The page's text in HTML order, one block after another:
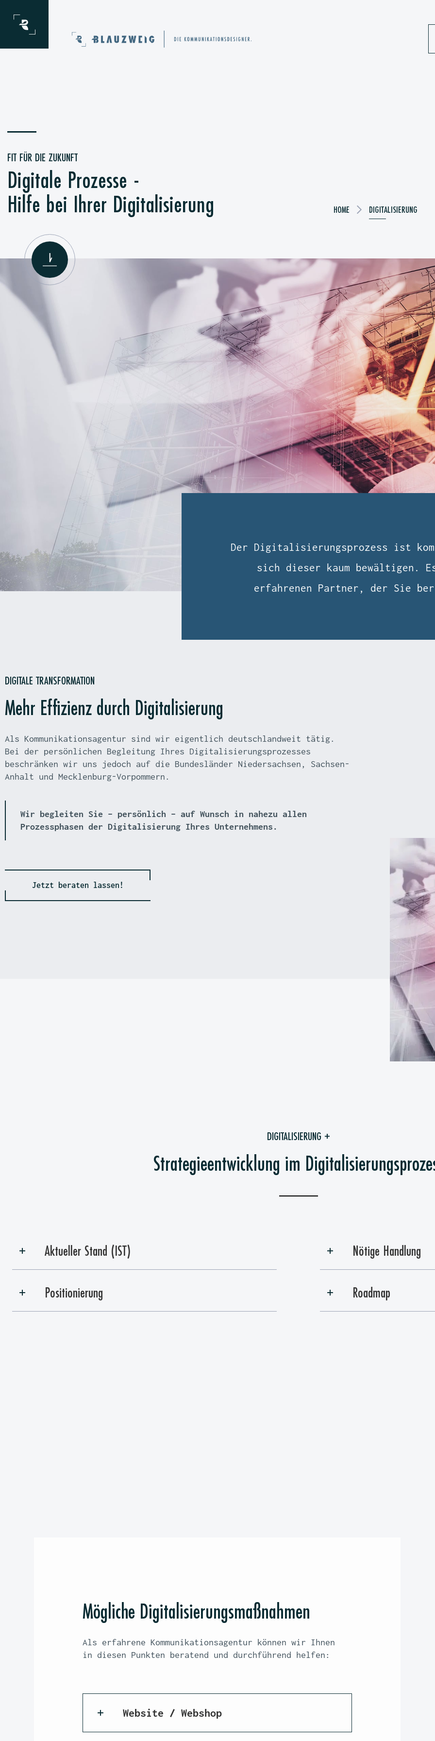
FIT FÜR DIE ZUKUNFT
Digitale Prozesse -
Hilfe bei Ihrer Digitalisierung
HOME DIGITALISIERUNG
BLAUZWEIG-ZUSAMMENFASSUNG-CORPORATEWEB
Der Digitalisierungsprozess ist
sich dieser kaum bewältigen.
erfahrenen Partner, der Sie
DIGITALE TRANSFORMATION
Mehr Effizienz durch Digitalisierung
Als Kommunikationsagentur sind wir eigentlich deutschlandweit tätig.
Bei der persönlichen Begleitung Ihres Digitalisierungsprozesses
beschränken wir uns jedoch auf die Bundesländer Niedersachsen, Sachsen-
Anhalt und Mecklenburg-Vorpommern.
Wir begleiten Sie – persönlich – auf Wunsch in nahezu allen
Prozessphasen der Digitalisierung Ihres Unternehmens.
Jetzt beraten lassen!
DIGITALISIERUNG +
Strategieentwicklung im
Aktueller Stand (IST)
Positionierung
Nötige Handlung
Roadmap
Mögliche Digitalisierungsmaßnahmen
Als erfahrene Kommunikationsagentur können wir Ihnen
in diesen Punkten beratend und durchführend helfen:
Website / Webshop